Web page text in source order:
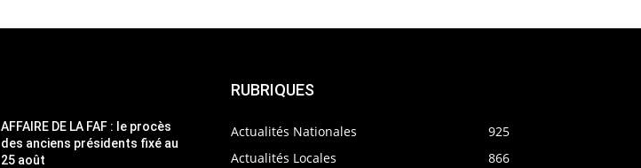
AFFAIRE DE LA FAF : le procès
des anciens présidents fixé au
25 août
RUBRIQUES
Actualités Nationales
925
Actualités Locales
866